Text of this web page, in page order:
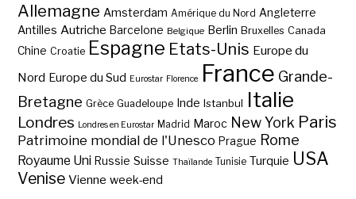
Allemagne Amsterdam Amérique du Nord Angleterre
Antilles Autriche Barcelone Belgique Berlin Bruxelles Canada
Chine Croatie Espagne Etats-Unis Europe du
Nord Europe du Sud Eurostar Florence France Grande-
Bretagne Grèce Guadeloupe Inde Istanbul Italie
Londres Londres en Eurostar Madrid Maroc New York Paris
Patrimoine mondial de l'Unesco Prague Rome
Royaume Uni Russie Suisse Thaïlande Tunisie Turquie USA
Venise Vienne week-end